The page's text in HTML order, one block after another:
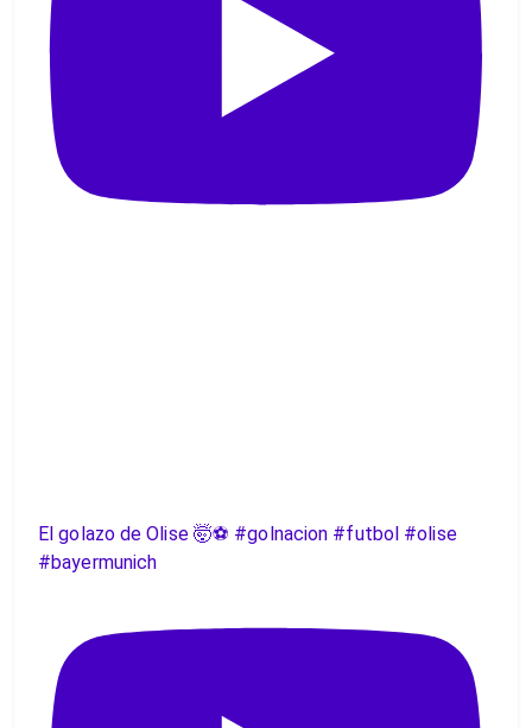
El golazo de Olise 🤯⚽️ #golnacion #futbol #olise
#bayermunich